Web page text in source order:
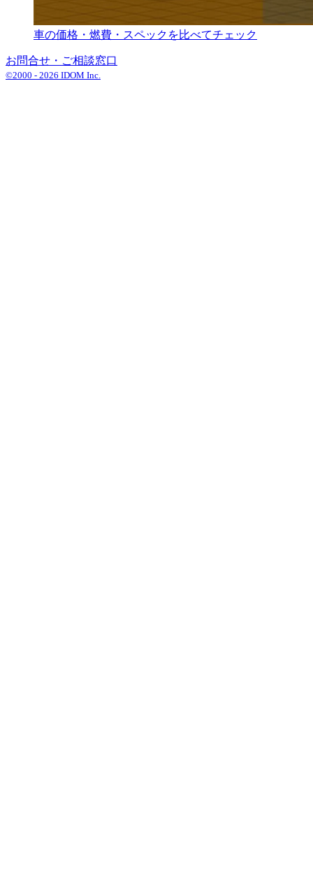
車の価格・燃費・スペックを比べてチェック
お問合せ・ご相談窓口
©2000 - 2026 IDOM Inc.